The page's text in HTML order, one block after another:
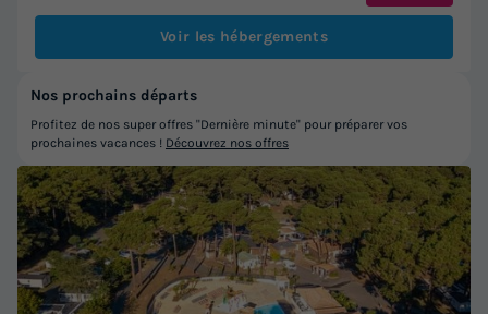
Voir les hébergements
Nos prochains départs
Profitez de nos super offres "Dernière minute" pour préparer vos
prochaines vacances ! Découvrez nos offres